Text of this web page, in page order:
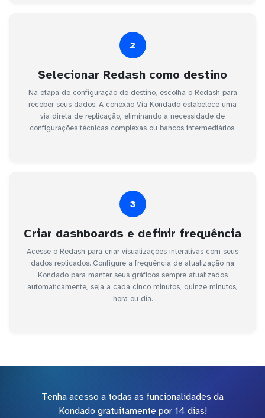
2
Selecionar Redash como destino
Na etapa de configuração de destino, escolha o Redash para
receber seus dados. A conexão Via Kondado estabelece uma
via direta de replicação, eliminando a necessidade de
configurações técnicas complexas ou bancos intermediários.
3
Criar dashboards e definir frequência
Acesse o Redash para criar visualizações interativas com seus
dados replicados. Configure a frequência de atualização na
Kondado para manter seus gráficos sempre atualizados
automaticamente, seja a cada cinco minutos, quinze minutos,
hora ou dia.
Tenha acesso a todas as funcionalidades da
Kondado gratuitamente por 14 dias!